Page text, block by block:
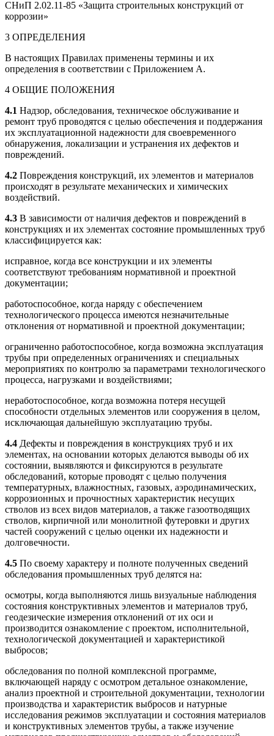
СНиП 2.02.11-85 «Защита строительных конструкций от
коррозии»
3 ОПРЕДЕЛЕНИЯ
В настоящих Правилах применены термины и их
определения в соответствии с Приложением А.
4 ОБЩИЕ ПОЛОЖЕНИЯ
4.1 Надзор, обследования, техническое обслуживание и
ремонт труб проводятся с целью обеспечения и поддержания
их эксплуатационной надежности для своевременного
обнаружения, локализации и устранения их дефектов и
повреждений.
4.2 Повреждения конструкций, их элементов и материалов
происходят в результате механических и химических
воздействий.
4.3 В зависимости от наличия дефектов и повреждений в
конструкциях и их элементах состояние промышленных труб
классифицируется как:
исправное, когда все конструкции и их элементы
соответствуют требованиям нормативной и проектной
документации;
работоспособное, когда наряду с обеспечением
технологического процесса имеются незначительные
отклонения от нормативной и проектной документации;
ограниченно работоспособное, когда возможна эксплуатация
трубы при определенных ограничениях и специальных
мероприятиях по контролю за параметрами технологического
процесса, нагрузками и воздействиями;
неработоспособное, когда возможна потеря несущей
способности отдельных элементов или сооружения в целом,
исключающая дальнейшую эксплуатацию трубы.
4.4 Дефекты и повреждения в конструкциях труб и их
элементах, на основании которых делаются выводы об их
состоянии, выявляются и фиксируются в результате
обследований, которые проводят с целью получения
температурных, влажностных, газовых, аэродинамических,
коррозионных и прочностных характеристик несущих
стволов из всех видов материалов, а также газоотводящих
стволов, кирпичной или монолитной футеровки и других
частей сооружений с целью оценки их надежности и
долговечности.
4.5 По своему характеру и полноте полученных сведений
обследования промышленных труб делятся на:
осмотры, когда выполняются лишь визуальные наблюдения
состояния конструктивных элементов и материалов труб,
геодезические измерения отклонений от их оси и
производится ознакомление с проектом, исполнительной,
технологической документацией и характеристикой
выбросов;
обследования по полной комплексной программе,
включающей наряду с осмотром детальное ознакомление,
анализ проектной и строительной документации, технологии
производства и характеристик выбросов и натурные
исследования режимов эксплуатации и состояния материалов
и конструктивных элементов трубы, а также изучение